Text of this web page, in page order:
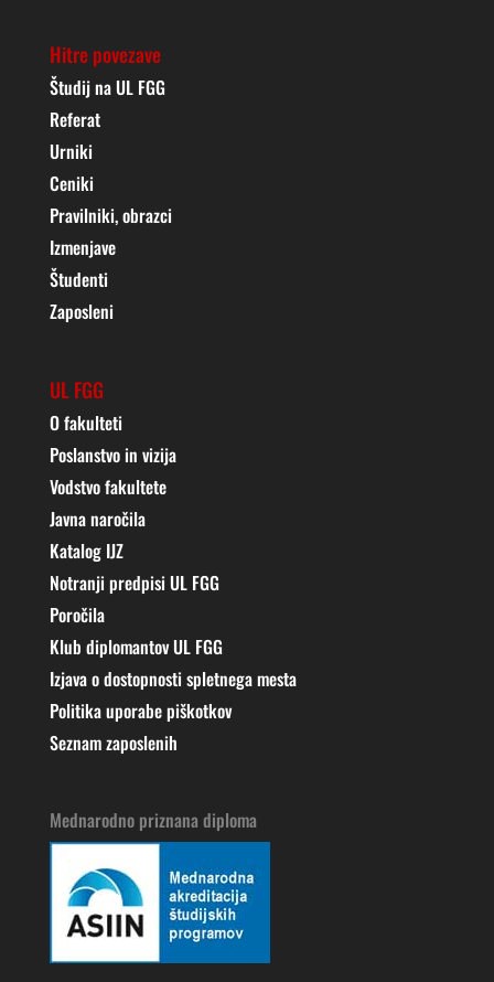
Hitre povezave
Študij na UL FGG
Referat
Urniki
Ceniki
Pravilniki, obrazci
Izmenjave
Študenti
Zaposleni
UL FGG
O fakulteti
Poslanstvo in vizija
Vodstvo fakultete
Javna naročila
Katalog IJZ
Notranji predpisi UL FGG
Poročila
Klub diplomantov UL FGG
Izjava o dostopnosti spletnega mesta
Politika uporabe piškotkov
Seznam zaposlenih
Mednarodno priznana diploma